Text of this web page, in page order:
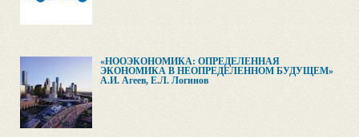
«НООЭКОНОМИКА: ОПРЕДЕЛЕННАЯ
ЭКОНОМИКА В НЕОПРЕДЕЛЕННОМ БУДУЩЕМ»
А.И. Агеев, Е.Л. Логинов